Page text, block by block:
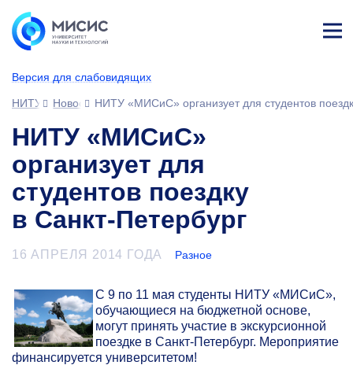
Версия для слабовидящих
ине
НИТУ МИСИС
НовостиНИТУ «МИСиС» организует для студентов
НИТУ «МИСиС»
организует для
студентов поездку
в Санкт-Петербург
16 АПРЕЛЯ 2014 ГОДА Разное
С 9 по 11 мая студенты НИТУ «МИСиС»,
обучающиеся на бюджетной основе,
могут принять участие в экскурсионной
поездке в Санкт-Петербург. Мероприятие
финансируется университетом!